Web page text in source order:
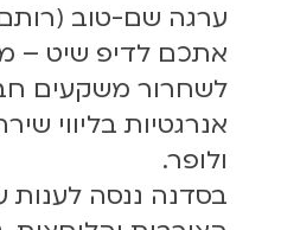
ערגה שם-טוב
אתכם לדיפ שיט –
לשחרור משקעים
אנרגטיות בליווי
ולופר.
בסדנה ננסה